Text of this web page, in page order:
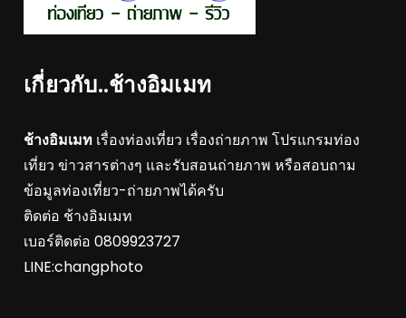
เกี่ยวกับ..ช้างอิมเมท
ช้างอิมเมท เรื่องท่องเที่ยว เรื่องถ่ายภาพ โปรแกรมท่อง
เที่ยว ข่าวสารต่างๆ และรับสอนถ่ายภาพ หรือสอบถาม
ข้อมูลท่องเที่ยว-ถ่ายภาพได้ครับ
ติดต่อ ช้างอิมเมท
เบอร์ติดต่อ 0809923727
LINE:changphoto